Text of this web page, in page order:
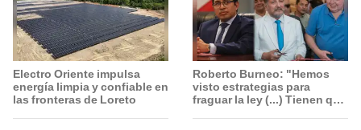
Electro Oriente impulsa
energía limpia y confiable en
las fronteras de Loreto
Roberto Burneo: "Hemos
visto estrategias para
fraguar la ley (...) Tienen que